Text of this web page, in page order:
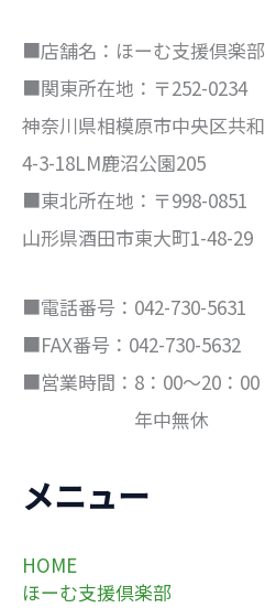
■店舗名：ほーむ支援倶楽部
■関東所在地：〒252-0234
神奈川県相模原市中央区共和
4-3-18LM鹿沼公園205
■東北所在地：〒998-0851
山形県酒田市東大町1-48-29
■電話番号：042-730-5631
■FAX番号：042-730-5632
■営業時間：8：00～20：00
年中無休
メニュー
HOME
ほーむ支援倶楽部